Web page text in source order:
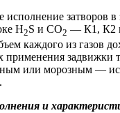
исполнение затворов в
H2S и CO2 — К1, К2
каждого из газов
применения
или морозным —
и